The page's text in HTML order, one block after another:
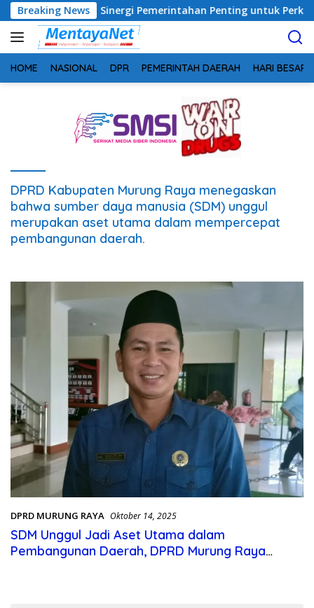
Langsung
ke
konten
Breaking News
Safrudin: Sinergi Pemerintahan Penting untuk Perkuat
HOME NASIONAL DPR PEMERINTAH DAERAH HARI BESAR
DPRD Kabupaten Murung Raya menegaskan
bahwa sumber daya manusia (SDM) unggul
merupakan aset utama dalam mempercepat
pembangunan daerah.
DPRD MURUNG RAYA Oktober 14, 2025
SDM Unggul Jadi Aset Utama dalam
Pembangunan Daerah, DPRD Murung Raya